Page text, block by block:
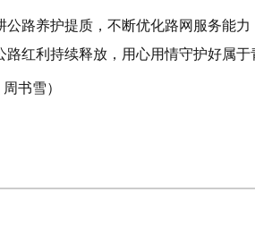
路养护提质，不断优化路网服务能
红利持续释放，用心用情守护好属于
书雪）